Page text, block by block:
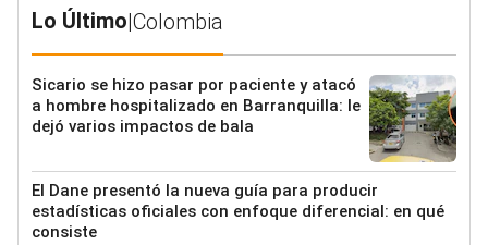
Lo Último|Colombia
Sicario se hizo pasar por paciente y atacó
a hombre hospitalizado en Barranquilla: le
dejó varios impactos de bala
El Dane presentó la nueva guía para producir
estadísticas oficiales con enfoque diferencial: en qué
consiste